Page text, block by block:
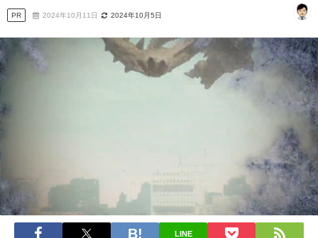
PR 2024年10月11日 2024年10月5日
LINE